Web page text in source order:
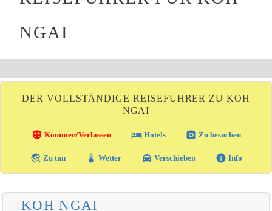
NGAI
DER VOLLSTÄNDIGE REISEFÜHRER ZU KOH
NGAI
directions_transit Kommen/Verlassen local_hotelHotels photo_camera Zu besuchen
travel_explore Zu tun thermostat Wetter local_taxi Verschieben info Info
KOH NGAI